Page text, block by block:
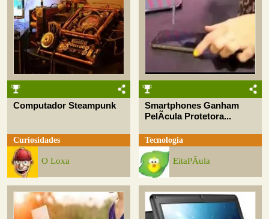
Computador Steampunk
Curiosidades
O Loxa
Smartphones Ganham
PelÃ­cula Protetora...
Tecnologia
EitaPÃ­ula